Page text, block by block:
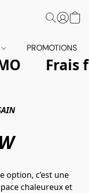
PROMOTIONS
Frais
option, c’est une
chaleureux et